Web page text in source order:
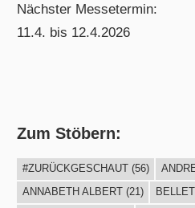
Nächster Messetermin:
11.4. bis 12.4.2026
Zum Stöbern:
#ZURÜCKGESCHAUT(56)
ANNABETH ALBERT(21)